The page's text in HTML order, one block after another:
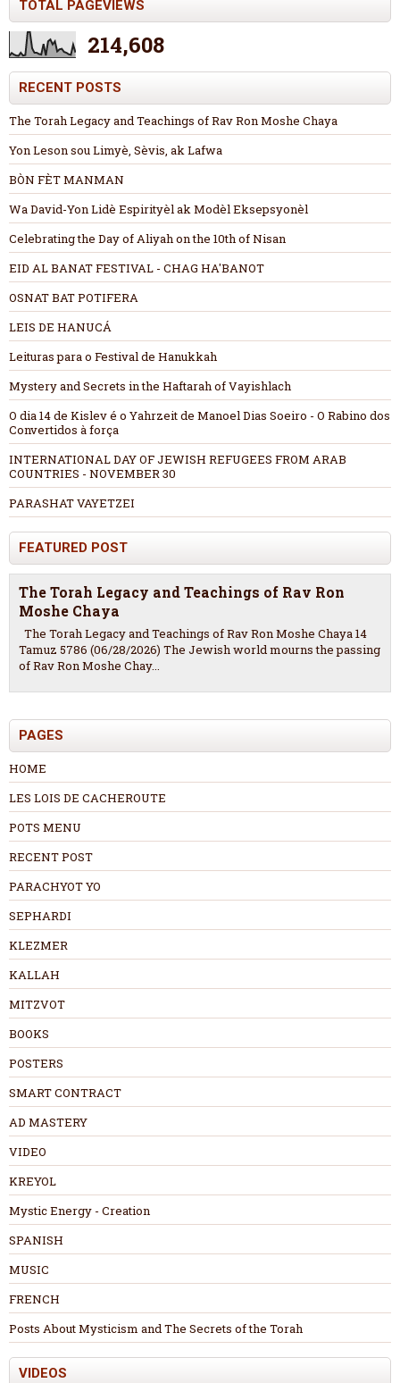
TOTAL PAGEVIEWS
214,608
RECENT POSTS
The Torah Legacy and Teachings of Rav Ron Moshe Chaya
Yon Leson sou Limyè, Sèvis, ak Lafwa
BÒN FÈT MANMAN
Wa David-Yon Lidè Espirityèl ak Modèl Eksepsyonèl
Celebrating the Day of Aliyah on the 10th of Nisan
EID AL BANAT FESTIVAL - CHAG HA'BANOT
OSNAT BAT POTIFERA
LEIS DE HANUCÁ
Leituras para o Festival de Hanukkah
Mystery and Secrets in the Haftarah of Vayishlach
O dia 14 de Kislev é o Yahrzeit de Manoel Dias Soeiro - O Rabino dos
Convertidos à força
INTERNATIONAL DAY OF JEWISH REFUGEES FROM ARAB
COUNTRIES - NOVEMBER 30
PARASHAT VAYETZEI
FEATURED POST
The Torah Legacy and Teachings of Rav Ron
Moshe Chaya
The Torah Legacy and Teachings of Rav Ron Moshe Chaya 14
Tamuz 5786 (06/28/2026) The Jewish world mourns the passing
of Rav Ron Moshe Chay...
PAGES
HOME
LES LOIS DE CACHEROUTE
POTS MENU
RECENT POST
PARACHYOT YO
SEPHARDI
KLEZMER
KALLAH
MITZVOT
BOOKS
POSTERS
SMART CONTRACT
AD MASTERY
VIDEO
KREYOL
Mystic Energy - Creation
SPANISH
MUSIC
FRENCH
Posts About Mysticism and The Secrets of the Torah
VIDEOS